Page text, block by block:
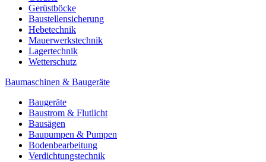
Gerüstböcke
Baustellensicherung
Hebetechnik
Mauerwerkstechnik
Lagertechnik
Wetterschutz
Baumaschinen & Baugeräte
Baugeräte
Baustrom & Flutlicht
Bausägen
Baupumpen & Pumpen
Bodenbearbeitung
Verdichtungstechnik